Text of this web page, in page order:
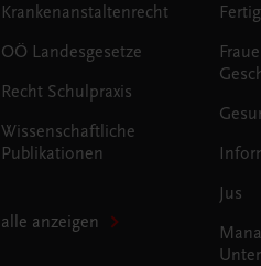
Krankenanstaltenrecht
OÖ Landesgesetze
Recht Schulpraxis
Wissenschaftliche
Publikationen
alle anzeigen
Jus